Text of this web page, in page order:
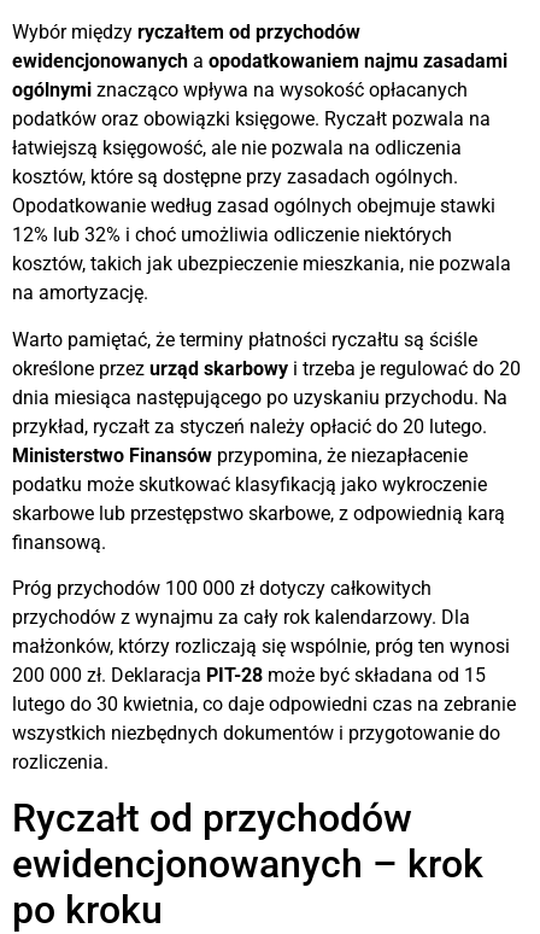
Wybór między ryczałtem od przychodów
ewidencjonowanych a opodatkowaniem najmu zasadami
ogólnymi znacząco wpływa na wysokość opłacanych
podatków oraz obowiązki księgowe. Ryczałt pozwala na
łatwiejszą księgowość, ale nie pozwala na odliczenia
kosztów, które są dostępne przy zasadach ogólnych.
Opodatkowanie według zasad ogólnych obejmuje stawki
12% lub 32% i choć umożliwia odliczenie niektórych
kosztów, takich jak ubezpieczenie mieszkania, nie pozwala
na amortyzację.
Warto pamiętać, że terminy płatności ryczałtu są ściśle
określone przez urząd skarbowy i trzeba je regulować do 20
dnia miesiąca następującego po uzyskaniu przychodu. Na
przykład, ryczałt za styczeń należy opłacić do 20 lutego.
Ministerstwo Finansów przypomina, że niezapłacenie
podatku może skutkować klasyfikacją jako wykroczenie
skarbowe lub przestępstwo skarbowe, z odpowiednią karą
finansową.
Próg przychodów 100 000 zł dotyczy całkowitych
przychodów z wynajmu za cały rok kalendarzowy. Dla
małżonków, którzy rozliczają się wspólnie, próg ten wynosi
200 000 zł. Deklaracja PIT-28 może być składana od 15
lutego do 30 kwietnia, co daje odpowiedni czas na zebranie
wszystkich niezbędnych dokumentów i przygotowanie do
rozliczenia.
Ryczałt od przychodów
ewidencjonowanych – krok
po kroku